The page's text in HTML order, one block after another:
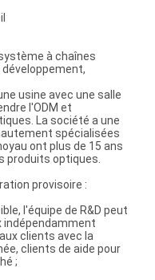
à chaînes
usine avec une salle
l'ODM et
La société a une
spécialisées
ont plus de 15 ans
produits optiques.
provisoire :
l'équipe de R&D peut
indépendamment
clients avec la
clients de aide pour
;